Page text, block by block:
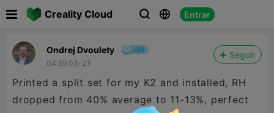
Creality Cloud   Entrar
Ondrej Dvoulety
04:59 03-23
Seguir
Printed a split set for my K2 and installed, RH
dropped from 40% average to 11-13%, perfect